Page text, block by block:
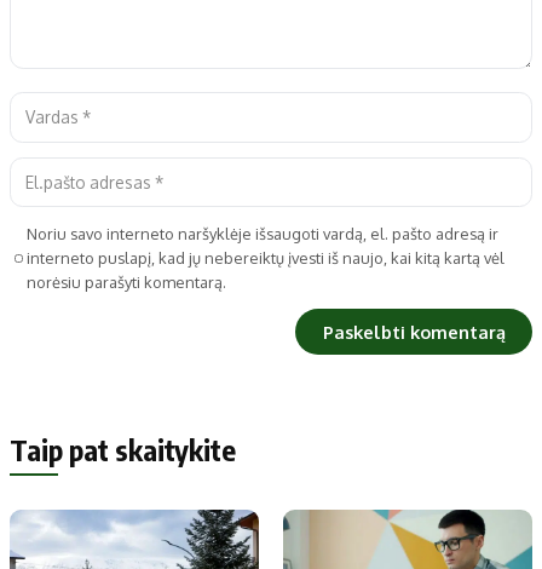
Noriu savo interneto naršyklėje išsaugoti vardą, el. pašto adresą ir
interneto puslapį, kad jų nebereiktų įvesti iš naujo, kai kitą kartą vėl
norėsiu parašyti komentarą.
Taip pat skaitykite